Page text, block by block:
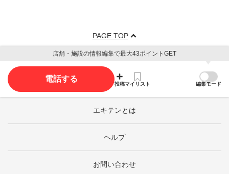
PAGE TOP
店舗・施設の情報編集で最大43ポイントGET
電話する
投稿マイリスト 編集モード
エキテンとは
ヘルプ
お問い合わせ